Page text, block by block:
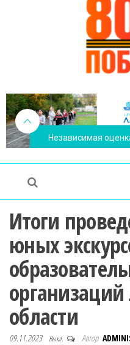
Независимая
Итоги
юных
области
09.11.2023 Выкл. Автор